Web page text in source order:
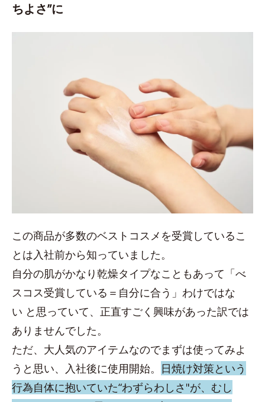
ちよさ”に
この商品が多数のベストコスメを受賞しているこ
とは入社前から知っていました。
自分の肌がかなり乾燥タイプなこともあって「べ
スコス受賞している＝自分に合う」わけではな
い と思っていて、正直すごく興味があった訳では
ありませんでした。
ただ、大人気のアイテムなのでまずは使ってみよ
うと思い、入社後に使用開始。 日焼け対策という
行為自体に抱いていた“わずらわしさ"が、むし